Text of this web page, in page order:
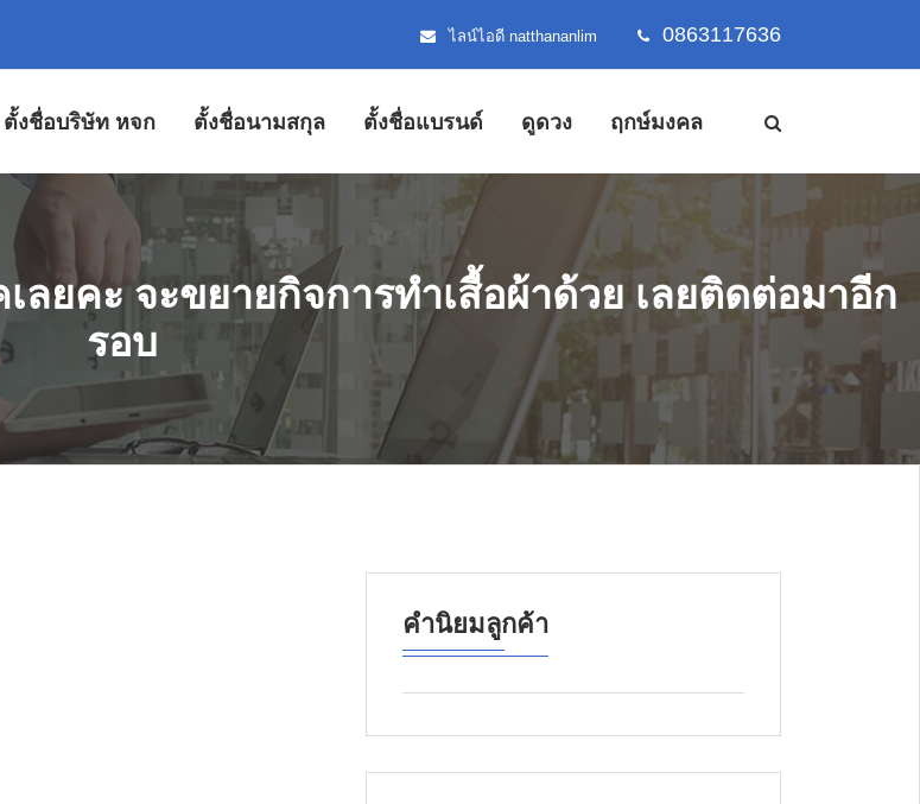
ไลน์ไอดี natthananlim 0863117636
ตั้งชื่อบริษัท หจก ตั้งชื่อนามสกุล ตั้งชื่อแบรนด์ ดูดวง ฤกษ์มงคล
ลยคะ จะขยายกิจการทำเสื้อผ้าด้วย เลยติดต่อมาอีก
รอบ
คำนิยมลูกค้า